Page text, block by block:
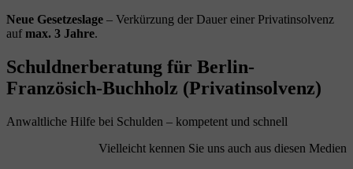
Neue Gesetzeslage – Verkürzung der Dauer einer Privatinsolvenz
aufmax. 3 Jahre.
Schuldnerberatung für Berlin-
Französich-Buchholz (Privatinsolvenz)
Anwaltliche Hilfe bei Schulden – kompetent und schnell
Vielleicht kennen Sie uns auch aus diesen Medien